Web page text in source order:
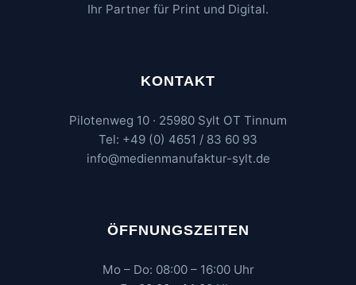
Ihr Partner für Print und Digital.
KONTAKT
Pilotenweg 10 · 25980 Sylt OT Tinnum
Tel: +49 (0) 4651 / 83 60 93
info@medienmanufaktur-sylt.de
ÖFFNUNGSZEITEN
Mo – Do: 08:00 – 16:00 Uhr